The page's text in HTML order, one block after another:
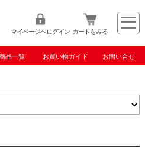
マイページへログイン カートをみる
品一覧 お買い物ガイド お問い合せ